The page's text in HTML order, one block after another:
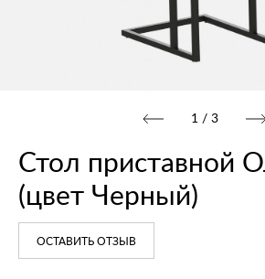
1 / 3
Стол приставной
(цвет Черный)
ОСТАВИТЬ ОТЗЫВ